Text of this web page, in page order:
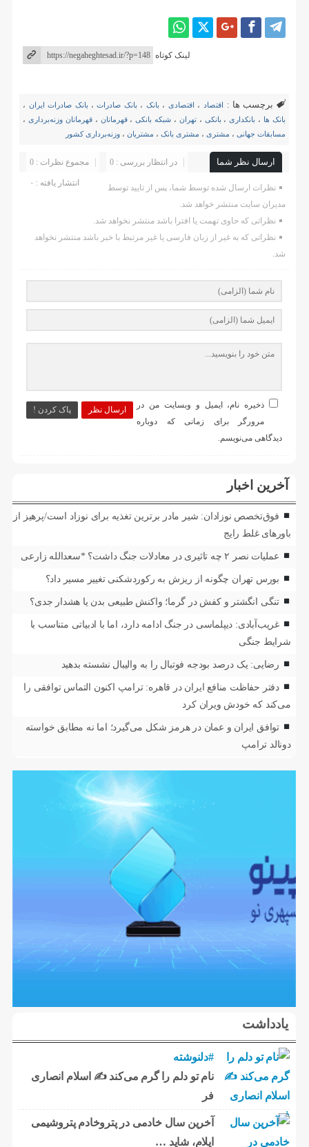
لینک کوتاه
برچسب ها : اقتصاد ، اقتصادی ، بانک ، بانک صادرات، بانک صادرات ایران ،
بانک ها ، بانکداری، بانکی ،تهران ، شبکه بانکی،قهرمانان ،قهرمانان وزنه‌برداری،
مسابقات جهانی ، مشتری ، مشتری بانک ، مشتریان ،وزنه‌برداری کشور
ارسال نظر شما مجموع نظرات : 0 در انتظار بررسی : 0
انتشار یافته : ۰
نظرات ارسال شده توسط شما، پس از تایید توسط
مدیران سایت منتشر خواهد شد.
نظراتی که حاوی تهمت یا افترا باشد منتشر نخواهد شد.
نظراتی که به غیر از زبان فارسی یا غیر مرتبط با خبر باشد منتشر نخواهد
شد.
ارسال نظر پاک کردن !
ذخیره نام، ایمیل و وبسایت من در
مرورگر برای زمانی که دوباره
دیدگاهی می‌نویسم.
آخرین اخبار
فوق‌تخصص نوزادان: شیر مادر برترین تغذیه برای نوزاد است/پرهیز از
باورهای غلط رایج
عملیات نصر ۲ چه تاثیری در معادلات جنگ داشت؟ *سعدالله زارعی
بورس تهران چگونه از ریزش به رکوردشکنی تغییر مسیر داد؟
تنگی انگشتر و کفش در گرما؛ واکنش طبیعی بدن یا هشدار جدی؟
غریب‌آبادی: دیپلماسی در جنگ ادامه دارد، اما با ادبیاتی متناسب با
شرایط جنگی
رضایی: یک درصد بودجه فوتبال را به والیبال نشسته بدهید
دفتر حفاظت منافع ایران در قاهره: ترامپ اکنون التماس توافقی را
می‌کند که خودش ویران کرد
توافق ایران و عمان در هرمز شکل می‌گیرد؛ اما نه مطابق خواسته
دونالد ترامپ
یادداشت
#دلنوشته
نام تو دلم را گرم می‌کند ✍️ اسلام انصاری
فر
آخرین سال خادمی در پتروخادم پتروشیمی
ایلام، شاید …